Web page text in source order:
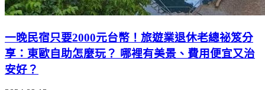
一晚民宿只要2000元台幣！旅遊業退休老總祕笈分
享：東歐自助怎麼玩？ 哪裡有美景、費用便宜又治
安好？